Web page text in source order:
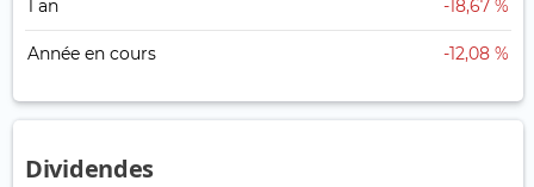
1 an -18,67 %
Année en cours -12,08 %
Dividendes